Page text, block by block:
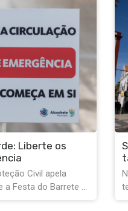
na
dia 10 de agosto,
do Dia do ...